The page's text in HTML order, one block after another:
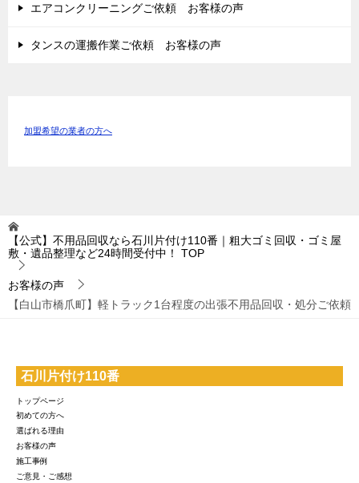
エアコンクリーニングご依頼 お客様の声
タンスの運搬作業ご依頼 お客様の声
加盟希望の業者の方へ
【公式】不用品回収なら石川片付け110番｜粗大ゴミ回収・ゴミ屋
敷・遺品整理など24時間受付中！
TOP
お客様の声
【白山市橋爪町】軽トラック1台程度の出張不用品回収・処分ご依頼
石川片付け110番
トップページ
初めての方へ
選ばれる理由
お客様の声
施工事例
ご意見・ご感想